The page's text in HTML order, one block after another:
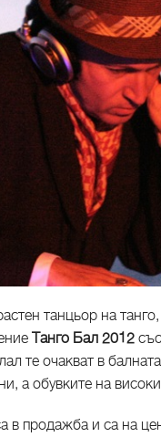
танцьор на
Танго Бал 2012
те очакват в
а обувките на
в продажба и са на